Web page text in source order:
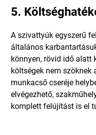
5.
A szivattyúk egyszerű
általános
könnyen, rövid idő alatt
költségek nem szöknek
munkacső cseréje
elvégezhető,
komplett felújítást is el